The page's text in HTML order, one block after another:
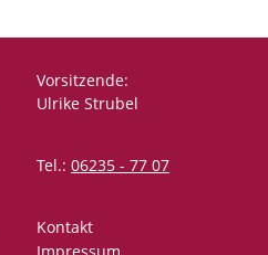
Vorsitzende:
Ulrike Strubel
Tel.: 06235 - 77 07
Kontakt